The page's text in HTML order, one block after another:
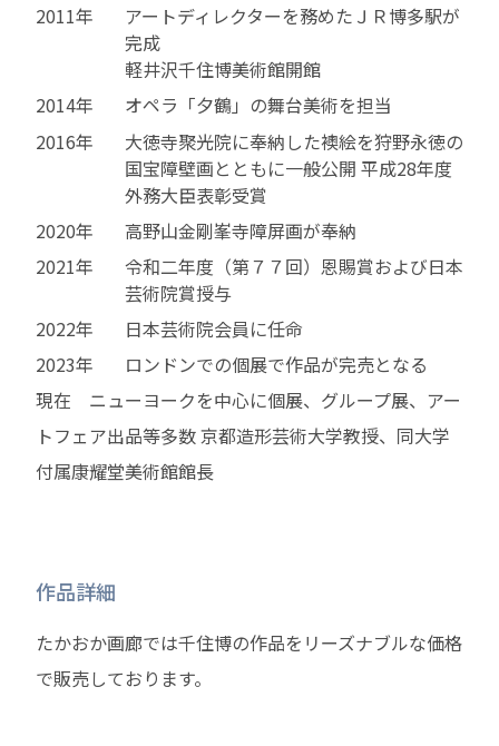
2011年
アートディレクターを務めたＪＲ博多駅が
完成
軽井沢千住博美術館開館
2014年
オペラ「夕鶴」の舞台美術を担当
2016年
大徳寺聚光院に奉納した襖絵を狩野永徳の
国宝障壁画とともに一般公開 平成28年度
外務大臣表彰受賞
2020年
高野山金剛峯寺障屏画が奉納
2021年
令和二年度（第７７回）恩賜賞および日本
芸術院賞授与
2022年
日本芸術院会員に任命
2023年
ロンドンでの個展で作品が完売となる
現在 ニューヨークを中心に個展、グループ展、アー
トフェア出品等多数 京都造形芸術大学教授、同大学
付属康耀堂美術館館長
作品詳細
たかおか画廊では千住博の作品をリーズナブルな価格
で販売しております。